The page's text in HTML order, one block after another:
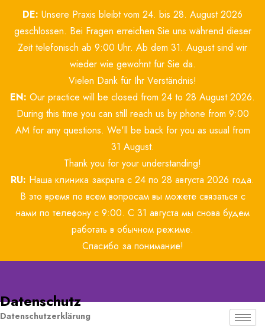
DE: Unsere Praxis bleibt vom 24. bis 28. August 2026
geschlossen. Bei Fragen erreichen Sie uns während dieser
Zeit telefonisch ab 9:00 Uhr. Ab dem 31. August sind wir
wieder wie gewohnt für Sie da.
Vielen Dank für Ihr Verständnis!
EN: Our practice will be closed from 24 to 28 August 2026.
During this time you can still reach us by phone from 9:00
AM for any questions. We'll be back for you as usual from
31 August.
Thank you for your understanding!
RU: Наша клиника закрыта с 24 по 28 августа 2026 года.
В это время по всем вопросам вы можете связаться с
нами по телефону с 9:00. С 31 августа мы снова будем
работать в обычном режиме.
Спасибо за понимание!
springen
Datenschutz
Datenschutzerklärung